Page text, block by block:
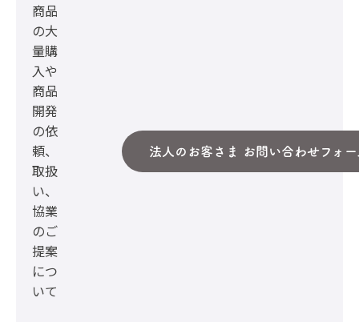
商品
の大
量購
入や
商品
開発
の依
頼、
取扱
い、
協業
のご
提案
につ
いて
法人のお客さま お問い合わせフォー